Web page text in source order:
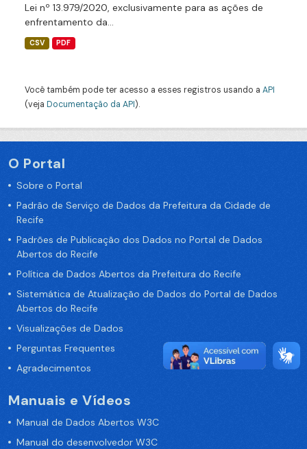
Lei nº 13.979/2020, exclusivamente para as ações de
enfrentamento da...
CSV PDF
Você também pode ter acesso a esses registros usando a API
(veja Documentação da API).
O Portal
Sobre o Portal
Padrão de Serviço de Dados da Prefeitura da Cidade de
Recife
Padrões de Publicação dos Dados no Portal de Dados
Abertos do Recife
Política de Dados Abertos da Prefeitura do Recife
Sistemática de Atualização de Dados do Portal de Dados
Abertos do Recife
Visualizações de Dados
Perguntas Frequentes
Agradecimentos
Manuais e Vídeos
Manual de Dados Abertos W3C
Manual do desenvolvedor W3C